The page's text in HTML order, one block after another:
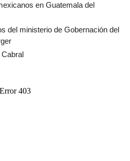
en Guatemala del
del ministerio de Gobernación del